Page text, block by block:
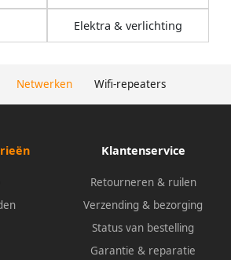
Netwerken Wifi-repeaters
Elektra & verlichting
Klantenservice
Retourneren & ruilen
Verzending & bezorging
Status van bestelling
Garantie & reparatie